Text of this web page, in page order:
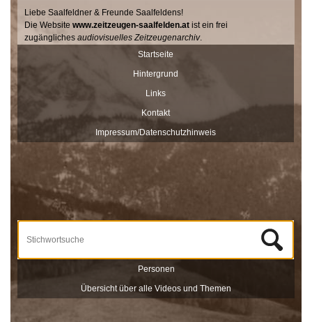
Liebe Saalfeldner & Freunde Saalfeldens!
Die Websitewww.zeitzeugen-saalfelden.at ist ein frei
zugänglichesaudiovisuelles Zeitzeugenarchiv.
Seit 2017 sucht der Filmemacher Thomas Junker gemeinsam mit
Stadtgemeinde Saalfelden Zeitzeugen auf hält ihre Geschichten
und Erinnerungen mit der Videokamera fest.
Diese Interviews werden Stück für Stück auf dieser Seite
veröffentlicht und sind nach Stichworten zu Themen und
Zeitzeugen durchsuchbar.
Unterstützt werden die Dreharbeiten und das Onlineportale vom
Museum Schloss Ritzen und der
LEADER
-Förderung der
Europäischen Union. Mit dieser Sammlung von
Zeitzeugeninterviews wird das kulturelle und gesellschaftliche Erbe
Saalfeldens lebendig gehalten, sprich die Geschichte Saalfeldens.
Wir bedanken uns bei allen Beteiligten, die zur Umsetzung dieses
Projektes beigetragen haben!
Startseite
Hintergrund
Links
Kontakt
Impressum/Datenschutzhinweis
Personen
Übersicht über alle Videos und Themen